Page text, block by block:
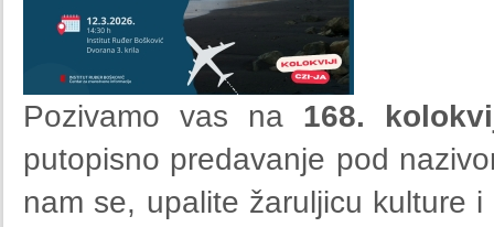
Pozivamo vas na 168.
putopisno predavanje pod
nam se, upalite žaruljicu kulture